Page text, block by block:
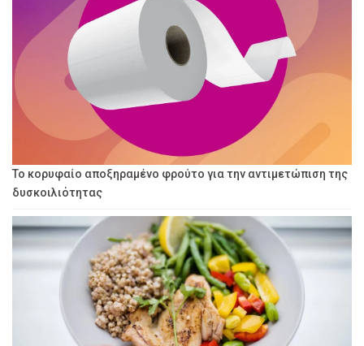
Το κορυφαίο αποξηραμένο φρούτο για την αντιμετώπιση της
δυσκοιλιότητας